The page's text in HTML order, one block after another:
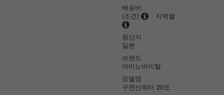
배송비
(조건)
지역별
원산지
일본
브랜드
아미노바이탈
모델명
구연산워터 20포